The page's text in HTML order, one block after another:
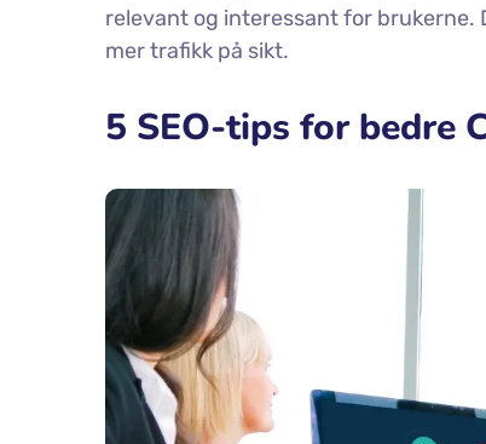
relevant og interessant for brukerne.
mer trafikk på sikt.
5 SEO-tips for bedre